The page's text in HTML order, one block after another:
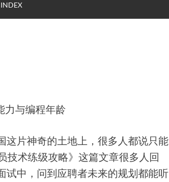
力与编程年龄
这片神奇的土地上，很多人都说只能
技术练级攻略》这篇文章很多人回
试中，问到应聘者未来的规划都能听